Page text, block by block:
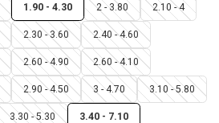
1.90 - 4.30 2 - 3.80 2.10 - 4
2.30 - 3.60 2.40 - 4.60
2.60 - 4.90 2.60 - 4.10
2.90 - 4.50 3 - 4.70 3.10 - 5.80
3.30 - 5.30 3.40 - 7.10